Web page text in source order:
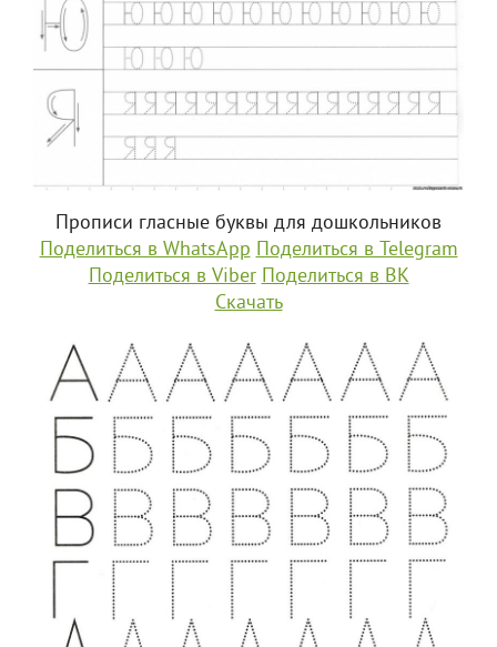
Прописи гласные буквы для дошкольников
Поделиться в WhatsApp Поделиться в Telegram
Поделиться в Viber Поделиться в ВК
Скачать